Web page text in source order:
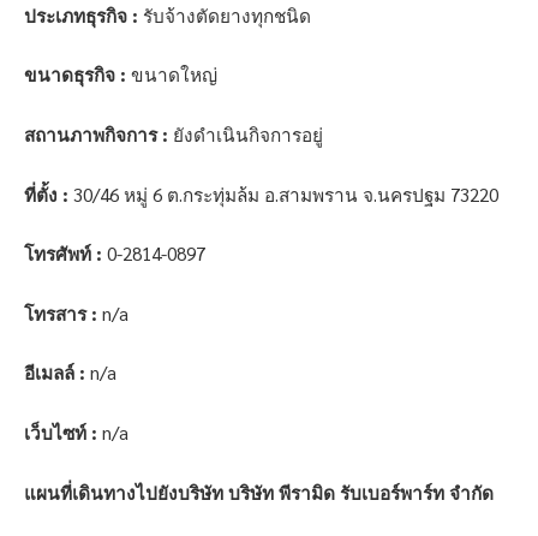
ประเภทธุรกิจ : รับจ้างตัดยางทุกชนิด
ขนาดธุรกิจ : ขนาดใหญ่
สถานภาพกิจการ : ยังดำเนินกิจการอยู่
ที่ตั้ง : 30/46 หมู่ 6 ต.กระทุ่มล้ม อ.สามพราน จ.นครปฐม 73220
โทรศัพท์ : 0-2814-0897
โทรสาร : n/a
อีเมลล์ : n/a
เว็บไซท์ : n/a
แผนที่เดินทางไปยังบริษัท บริษัท พีรามิด รับเบอร์พาร์ท จำกัด